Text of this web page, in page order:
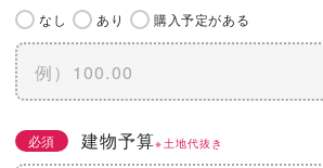
なし あり 購入予定がある
必須 建物予算※土地代抜き